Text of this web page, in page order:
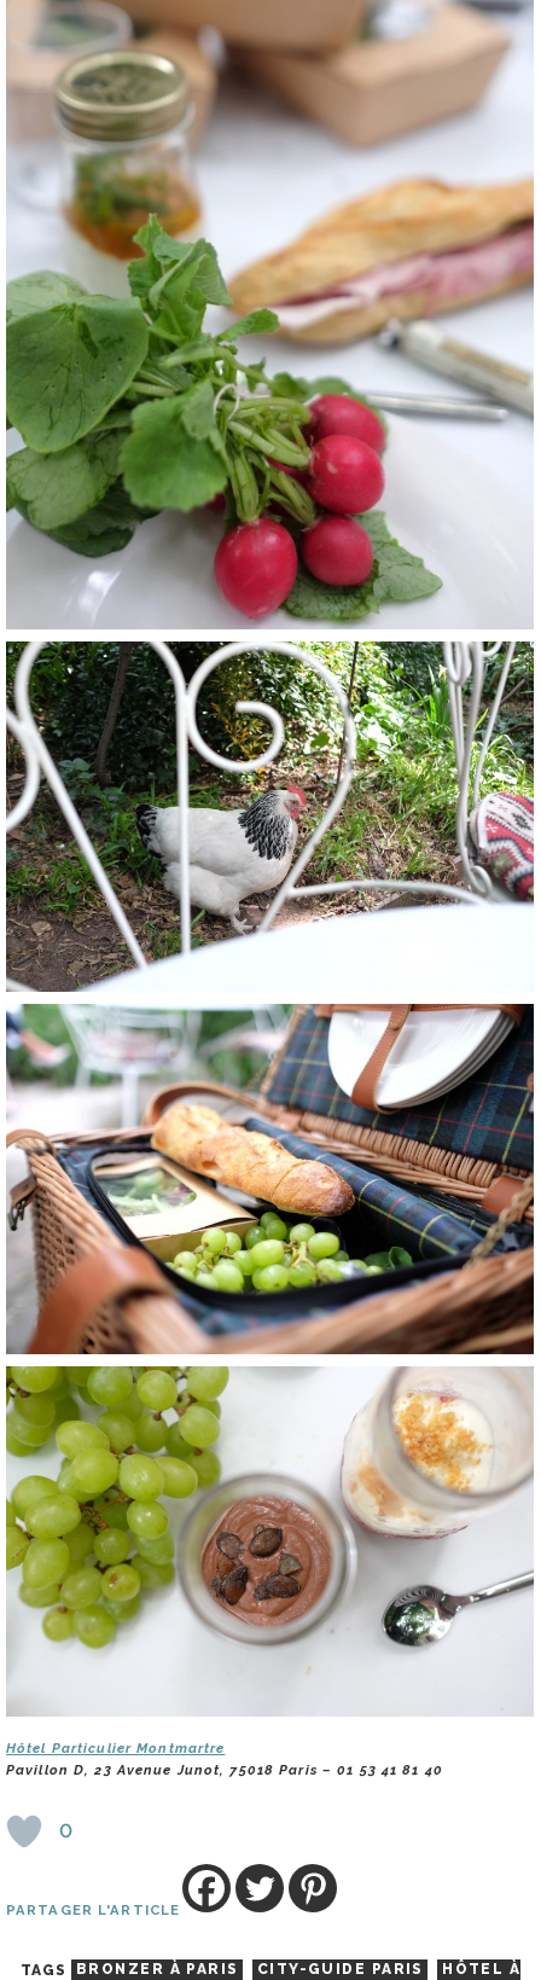
Hôtel Particulier Montmartre
Pavillon D, 23 Avenue Junot, 75018 Paris – 01 53 41 81 40
0
PARTAGER L'ARTICLE
TAGS BRONZER À PARIS CITY-GUIDE PARIS
HÔTEL À